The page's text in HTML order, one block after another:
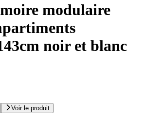
modulaire
noir et blanc
Voir le produit